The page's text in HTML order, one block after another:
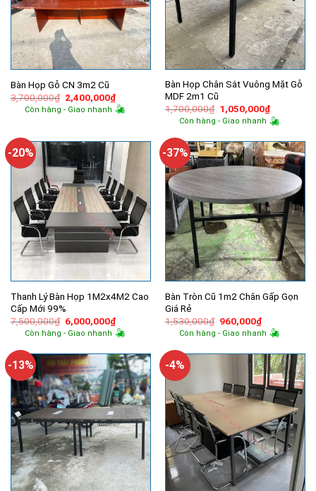
Bàn Họp Gỗ CN 3m2 Cũ
3,700,000₫ Giá
gốc
là:
2,400,000₫Giá
hiện
tại
Còn hàng - Giao nhanh
Bàn Họp Chân Sắt Vuông Mặt Gỗ
MDF 2m1 Cũ
1,700,000₫ Giá
gốc
là:
1,050,000₫Giá
hiện
tại
Còn hàng - Giao nhanh
-20%
Thanh Lý Bàn Họp 1M2x4M2 Cao
Cấp Mới 99%
7,500,000₫ Giá
gốc
là:
6,000,000₫Giá
hiện
tại
6,000,000₫.
Còn hàng - Giao nhanh
-37%
Bàn Tròn Cũ 1m2 Chân Gấp Gọn
Giá Rẻ
1,530,000₫ Giá
gốc
là:
960,000₫Giá
hiện
tại
960,000₫.
Còn hàng - Giao nhanh
-13% -4%